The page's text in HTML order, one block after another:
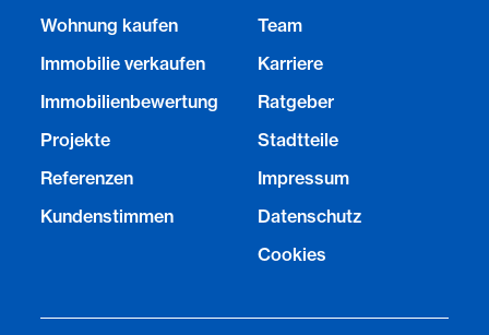
Wohnung kaufen
Immobilie verkaufen
Immobilienbewertung
Projekte
Referenzen
Kundenstimmen
Team
Karriere
Ratgeber
Stadtteile
Impressum
Datenschutz
Cookies